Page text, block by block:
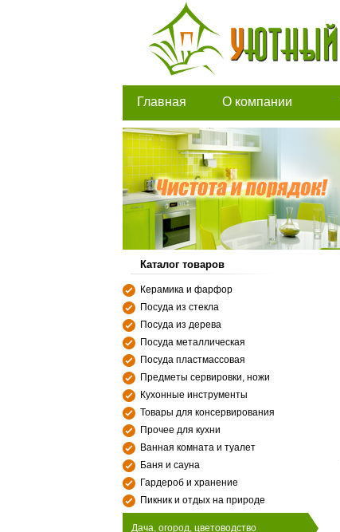
Главная О компании
Каталог товаров
Керамика и фарфор
Посуда из стекла
Посуда из дерева
Посуда металлическая
Посуда пластмассовая
Предметы сервировки, ножи
Кухонные инструменты
Товары для консервирования
Прочее для кухни
Ванная комната и туалет
Баня и сауна
Гардероб и хранение
Пикник и отдых на природе
Дача, огород, цветоводство